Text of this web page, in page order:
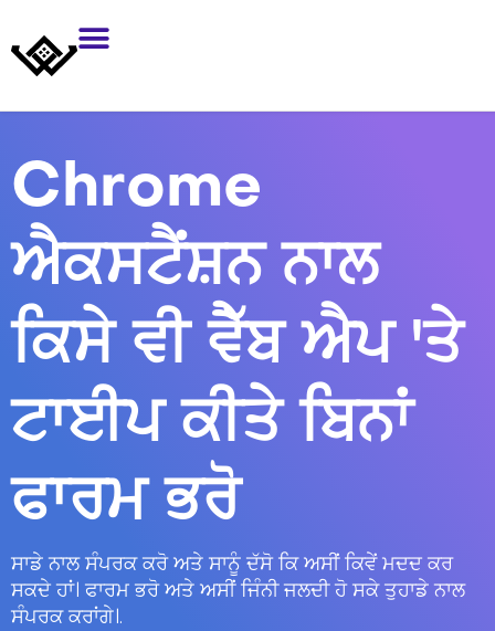
Chrome
ਐਕਸਟੈਂਸ਼ਨ ਨਾਲ
ਕਿਸੇ ਵੀ ਵੈੱਬ ਐਪ 'ਤੇ
ਟਾਈਪ ਕੀਤੇ ਬਿਨਾਂ
ਫਾਰਮ ਭਰੋ
ਸਾਡੇ ਨਾਲ ਸੰਪਰਕ ਕਰੋ ਅਤੇ ਸਾਨੂੰ ਦੱਸੋ ਕਿ ਅਸੀਂ ਕਿਵੇਂ ਮਦਦ ਕਰ
ਸਕਦੇ ਹਾਂ। ਫਾਰਮ ਭਰੋ ਅਤੇ ਅਸੀਂ ਜਿੰਨੀ ਜਲਦੀ ਹੋ ਸਕੇ ਤੁਹਾਡੇ ਨਾਲ
ਸੰਪਰਕ ਕਰਾਂਗੇ।.